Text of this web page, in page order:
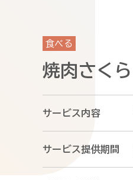
食べる
焼肉さくら
サービス内容
サービス提供期間